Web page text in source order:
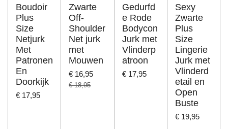
Boudoir
Plus
Size
Netjurk
Met
Patronen
En
Doorkijk
€ 17,95
Zwarte
Off-
Shoulder
Net jurk
met
Mouwen
€ 16,95
€ 18,95
Gedurfd
e Rode
Bodycon
Jurk met
Vlinderp
atroon
€ 17,95
Sexy
Zwarte
Plus
Size
Lingerie
Jurk met
Vlinderd
etail en
Open
Buste
€ 19,95